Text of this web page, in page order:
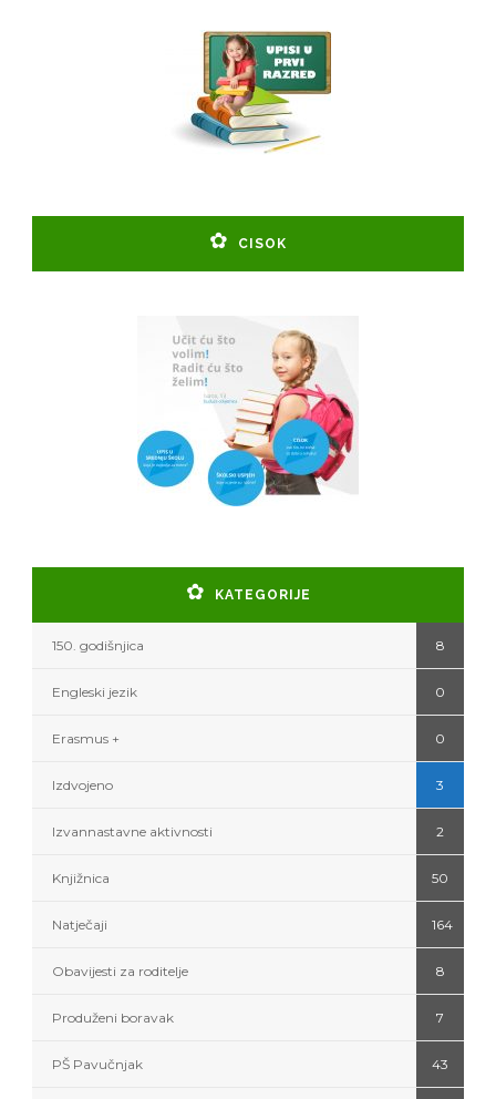
CISOK
KATEGORIJE
150. godišnjica 8
Engleski jezik 0
Erasmus + 0
Izdvojeno 3
Izvannastavne aktivnosti 2
Knjižnica 50
Natječaji 164
Obavijesti za roditelje 8
Produženi boravak 7
PŠ Pavučnjak 43